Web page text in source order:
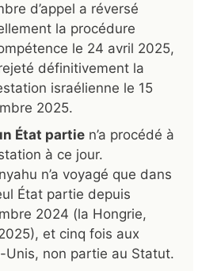
d’appel a réversé
la procédure
le 24 avril 2025,
définitivement la
israélienne le 15
2025.
État partien’a procédé à
à ce jour.
n’a voyagé que dans
État partie depuis
2024 (la Hongrie,
et cinq fois aux
Unis, non partie au Statut.